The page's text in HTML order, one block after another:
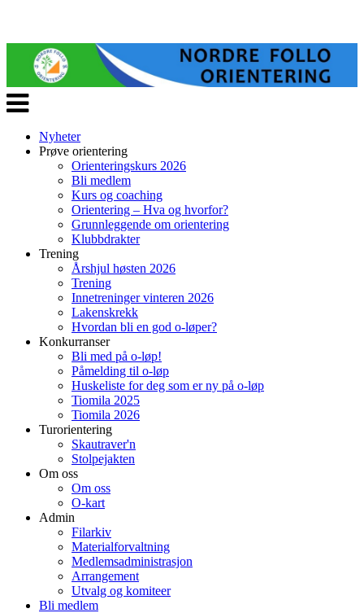
Veksle
navigasjon
Nyheter
Prøve orientering
Orienteringskurs 2026
Bli medlem
Kurs og coaching
Orientering – Hva og hvorfor?
Grunnleggende om orientering
Klubbdrakter
Trening
Årshjul høsten 2026
Trening
Innetreninger vinteren 2026
Lakenskrekk
Hvordan bli en god o-løper?
Konkurranser
Bli med på o-løp!
Påmelding til o-løp
Huskeliste for deg som er ny på o-løp
Tiomila 2025
Tiomila 2026
Turorientering
Skautraver'n
Stolpejakten
Om oss
Om oss
O-kart
Admin
Filarkiv
Materialforvaltning
Medlemsadministrasjon
Arrangement
Utvalg og komiteer
Bli medlem